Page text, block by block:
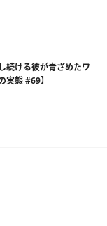
続ける彼が青ざめたワ
実態 #69】